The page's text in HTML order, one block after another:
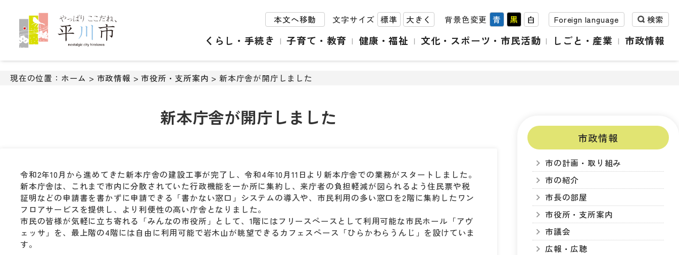
ョ
本文へ移動 文字サイズ 標準 大きく 背景色変更 青 黒 白 Foreign language 検索
くらし・手続き 子育て・教育 健康・福祉 文化・スポーツ・市民活動 しごと・産業 市政情報
現在の位置： ホーム > 市政情報 >市役所・支所案内 > 新本庁舎が開庁しました
新本庁舎が開庁しました
令和2年10月から進めてきた新本庁舎の建設工事が完了し、令和4年10月11日より新本庁舎での業務がスタートしました。
新本庁舎は、これまで市内に分散されていた行政機能を一か所に集約し、来庁者の負担軽減が図られるよう住民票や税
証明などの申請書を書かずに申請できる「書かない窓口」システムの導入や、市民利用の多い窓口を2階に集約したワン
フロアサービスを提供し、より利便性の高い庁舎となりました。
市民の皆様が気軽に立ち寄れる「みんなの市役所」として、1階にはフリースペースとして利用可能な市民ホール「アヴ
ェッサ」を、最上階の4階には自由に利用可能で岩木山が眺望できるカフェスペース「ひらかわらうんじ」を設けていま
す。
市政情報
市の計画・取り組み
市の紹介
市長の部屋
市役所・支所案内
市議会
広報・広聴